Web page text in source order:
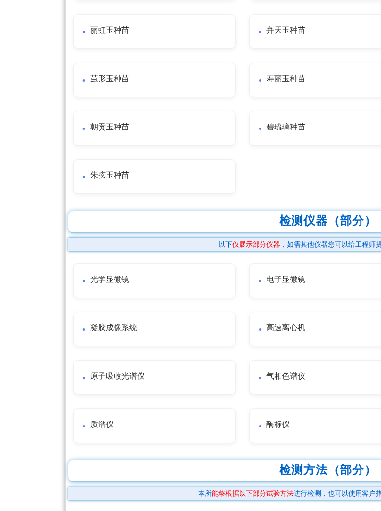
丽虹玉种苗 弁天玉种苗
茧形玉种苗 寿丽玉种苗
朝贡玉种苗 碧琉璃种苗
朱弦玉种苗
检测仪器（部分）
以下仅展示部分仪器 ，如需其他仪器您可以给工程师
光学显微镜 电子显微镜
凝胶成像系统 高速离心机
原子吸收光谱仪 气相色谱仪
质谱仪 酶标仪
检测方法（部分）
本所能够根据以下部分试验方法进行检测，也可以使用客户